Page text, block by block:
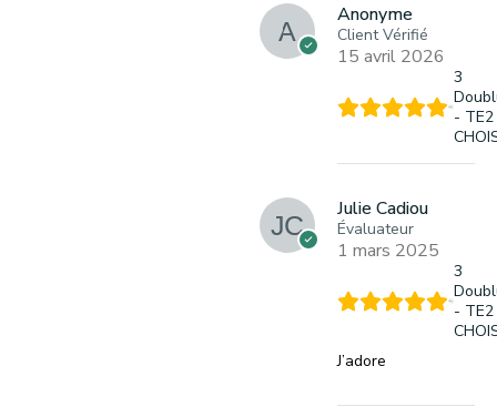
Anonyme
Client Vérifié
15 avril 2026
3
-
Julie Cadiou
Évaluateur
1 mars 2025
3
-
J’adore